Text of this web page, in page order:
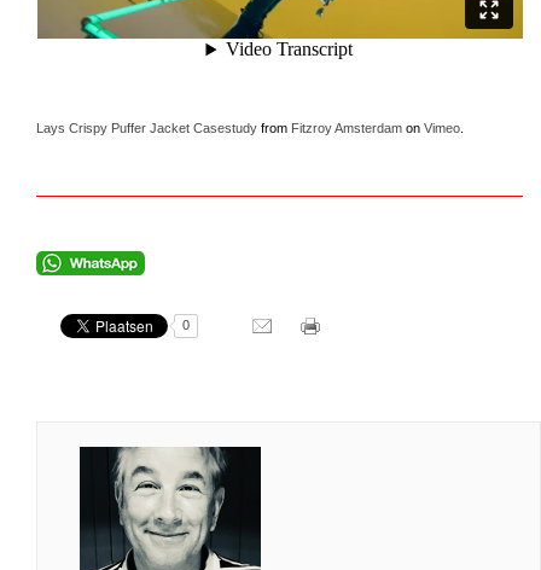
Lays Crispy Puffer Jacket Casestudy from Fitzroy Amsterdam on Vimeo
0